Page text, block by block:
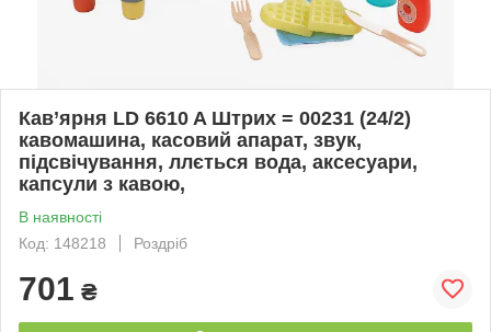
Кав’ярня LD 6610 A Штрих = 00231 (24/2)
кавомашина, касовий апарат, звук,
підсвічування, ллється вода, аксесуари,
капсули з кавою,
В наявності
Код: 148218
Роздріб
701 ₴